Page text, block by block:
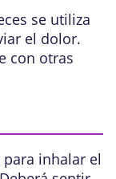
se utiliza
el dolor.
con otras
inhalar el